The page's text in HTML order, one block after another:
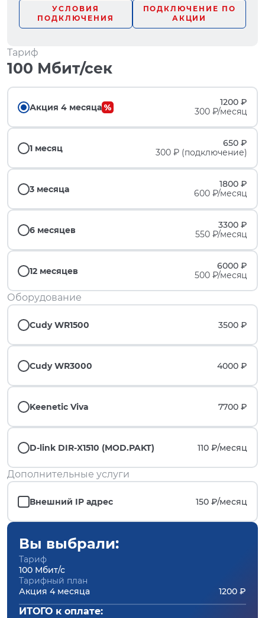
УСЛОВИЯ
ПОДКЛЮЧЕНИЯ
ПОДКЛЮЧЕНИЕ ПО
АКЦИИ
Тариф
100 Мбит/сек
Акция 4 месяца
1200 ₽
300 ₽/месяц
1 месяц
650 ₽
300 ₽ (подключение)
3 месяца
1800 ₽
600 ₽/месяц
6 месяцев
3300 ₽
550 ₽/месяц
12 месяцев
6000 ₽
500 ₽/месяц
Оборудование
Cudy WR1500 3500 ₽
Cudy WR3000 4000 ₽
Keenetic Viva 7700 ₽
D-link DIR-X1510 (MOD.PAKT) 110 ₽/месяц
Дополнительные услуги
Внешний IP адрес 150 ₽/месяц
Вы выбрали:
Тариф
100 Мбит/с
Тарифный план
Акция 4 месяца
1200 ₽
ИТОГО к оплате: